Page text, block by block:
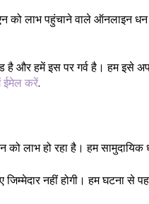
लाभ पहुंचाने वाले ऑनलाइन
है और हमें इस पर गर्व है।
ईमेल करें.
लाभ हो रहा है। हम
जिम्मेदार नहीं होगी। हम घटना